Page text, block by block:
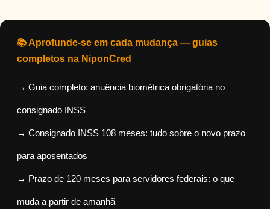
📚 Aprofunde-se em cada mudança — guias
completos na NiponCred
→ Guia completo: anuência biométrica obrigatória no
consignado INSS
→ Consignado INSS 108 meses: tudo sobre o novo prazo
para aposentados
→ Prazo de 120 meses para servidores federais: o que
muda a partir de amanhã